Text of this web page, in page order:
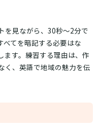
を見ながら、30秒〜2分で
てを暗記する必要はな
ます。練習する理由は、作
く、英語で地域の魅力を伝